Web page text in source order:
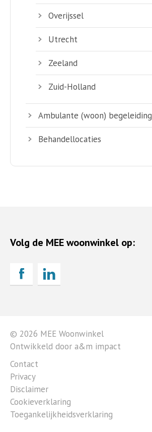
Overijssel
Utrecht
Zeeland
Zuid-Holland
Ambulante (woon) begeleiding
Behandellocaties
Volg de MEE woonwinkel op:
© 2026 MEE Woonwinkel
Ontwikkeld door a&m impact
Contact
Privacy
Disclaimer
Cookieverklaring
Toegankelijkheidsverklaring